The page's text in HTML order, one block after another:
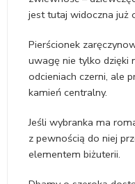
jest tutaj widoczna już
Pierścionek
uwagę nie tylko dzięki
odcieniach czerni, ale
kamień centralny.
Jeśli wybranka ma
z pewnością do niej
elementem biżuterii.